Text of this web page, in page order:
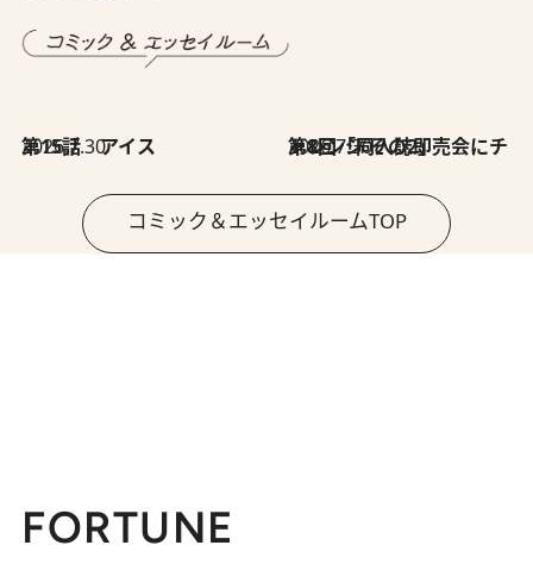
2026.7.30
第15話 アイス 2026.7.30
第8回「同人誌即売会にチャレンジ その2」
コミック＆エッセイルームTOP
FORTUNE